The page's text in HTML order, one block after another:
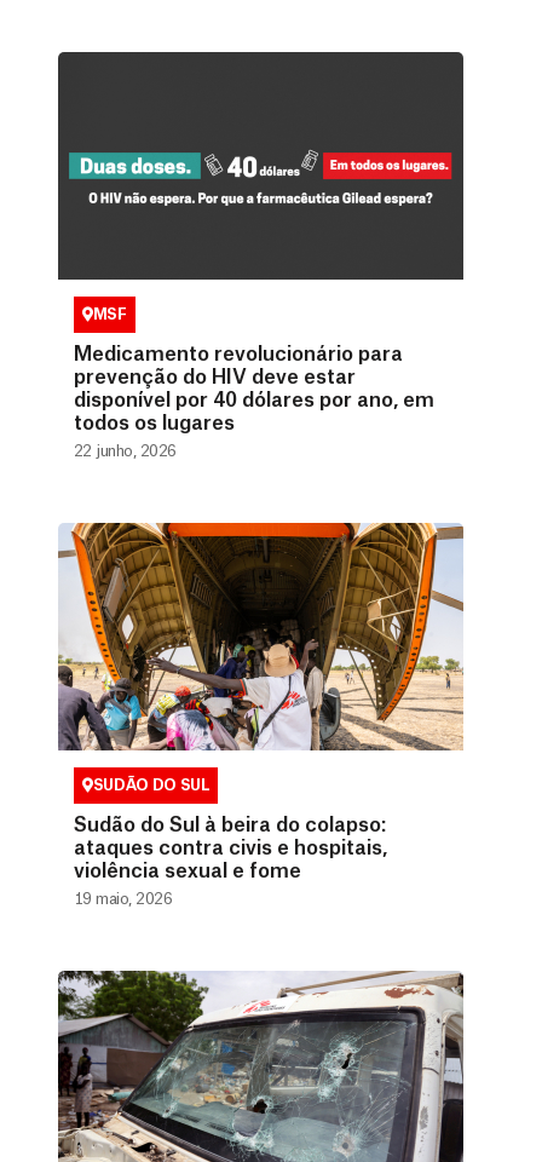
MSF
Medicamento revolucionário para
prevenção do HIV deve estar
disponível por 40 dólares por ano, em
todos os lugares
22 junho, 2026
SUDÃO DO SUL
Sudão do Sul à beira do colapso:
ataques contra civis e hospitais,
violência sexual e fome
19 maio, 2026